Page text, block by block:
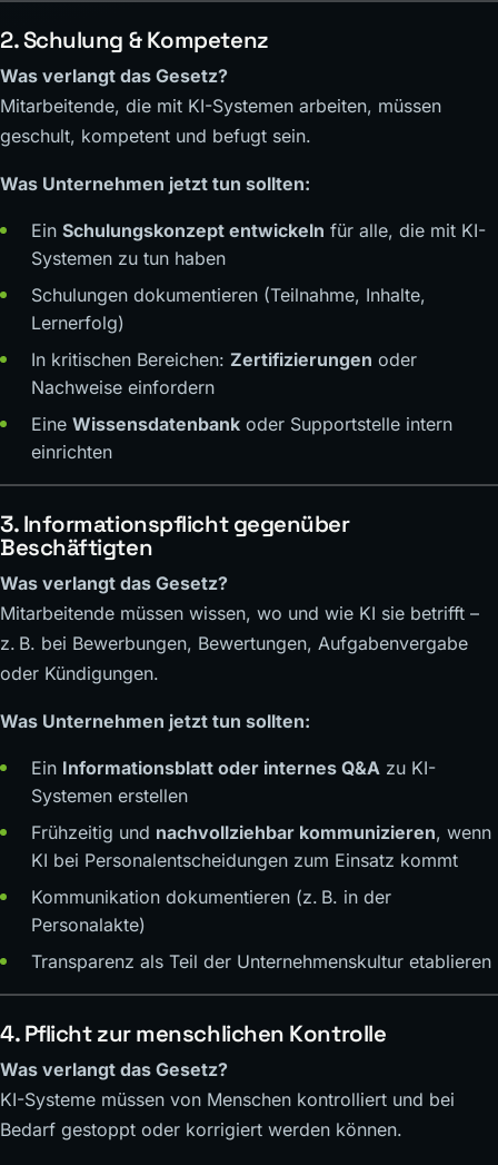
2. Schulung & Kompetenz
Was verlangt das Gesetz?
Mitarbeitende, die mit KI-Systemen arbeiten, müssen
geschult, kompetent und befugt sein.
Was Unternehmen jetzt tun sollten:
Ein Schulungskonzept entwickeln für alle, die mit KI-
Systemen zu tun haben
Schulungen dokumentieren (Teilnahme, Inhalte,
Lernerfolg)
In kritischen Bereichen: Zertifizierungen oder
Nachweise einfordern
Eine Wissensdatenbank oder Supportstelle intern
einrichten
3. Informationspflicht gegenüber
Beschäftigten
Was verlangt das Gesetz?
Mitarbeitende müssen wissen, wo und wie KI sie betrifft –
z. B. bei Bewerbungen, Bewertungen, Aufgabenvergabe
oder Kündigungen.
Was Unternehmen jetzt tun sollten:
Ein Informationsblatt oder internes Q&A zu KI-
Systemen erstellen
Frühzeitig und nachvollziehbar kommunizieren, wenn
KI bei Personalentscheidungen zum Einsatz kommt
Kommunikation dokumentieren (z. B. in der
Personalakte)
Transparenz als Teil der Unternehmenskultur etablieren
4. Pflicht zur menschlichen Kontrolle
Was verlangt das Gesetz?
KI-Systeme müssen von Menschen kontrolliert und bei
Bedarf gestoppt oder korrigiert werden können.